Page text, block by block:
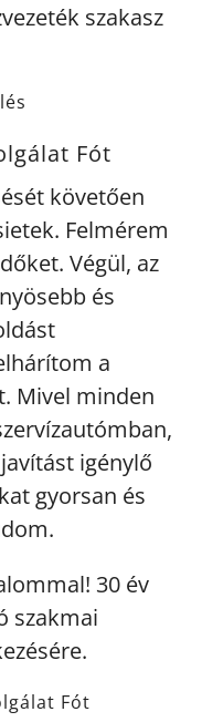
szakasz
Fót
követően
Felmérem
Végül, az
és
a
Mivel minden
igénylő
gyorsan és
30 év
szakmai
Fót